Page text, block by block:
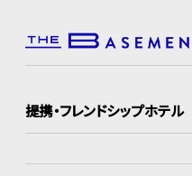
提携・フレンドシップホテル